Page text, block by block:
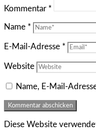
Kommentar *
Name *
E-Mail-Adresse *
Website
Name, E-Mail-
Diese Website